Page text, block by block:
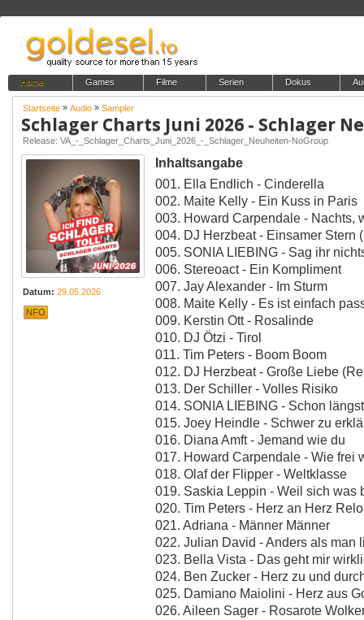
Home Games Filme Serien Dokus
Startseite » Audio » Sampler
Schlager Charts Juni 2026 - Schlager
Release: VA_-_Schlager_Charts_Juni_2026_-_Schlager_Neuheiten-NoGroup
Datum: 29.05.2026
NFO
Inhaltsangabe
001. Ella Endlich - Cinderella
002. Maite Kelly - Ein Kuss in Paris
003. Howard Carpendale - Nachts,
004. DJ Herzbeat - Einsamer Stern
005. SONIA LIEBING - Sag ihr
006. Stereoact - Ein Kompliment
007. Jay Alexander - Im Sturm
008. Maite Kelly - Es ist einfach
009. Kerstin Ott - Rosalinde
010. DJ Ötzi - Tirol
011. Tim Peters - Boom Boom
012. DJ Herzbeat - Große Liebe
013. Der Schiller - Volles Risiko
014. SONIA LIEBING - Schon
015. Joey Heindle - Schwer zu
016. Diana Amft - Jemand wie du
017. Howard Carpendale - Wie frei
018. Olaf der Flipper - Weltklasse
019. Saskia Leppin - Weil sich was
020. Tim Peters - Herz an Herz
021. Adriana - Männer Männer
022. Julian David - Anders als man
023. Bella Vista - Das geht mir
024. Ben Zucker - Herz zu und
025. Damiano Maiolini - Herz aus
026. Aileen Sager - Rosarote